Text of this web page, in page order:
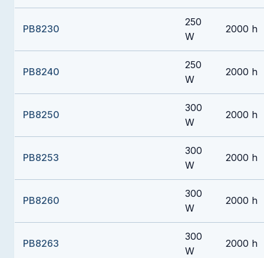
PB8230
250
W
2000 h
PB8240
250
W
2000 h
PB8250
300
W
2000 h
PB8253
300
W
2000 h
PB8260
300
W
2000 h
PB8263
300
W
2000 h